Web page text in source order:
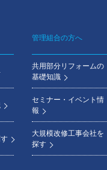
管理組合の方へ
共用部分リフォームの
基礎知識
セミナー・イベント情
報
大規模改修工事会社を
探す